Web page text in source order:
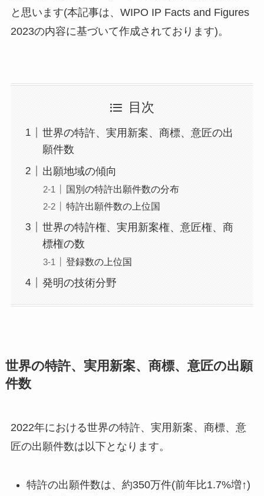
と思います(本記事は、WIPO IP Facts and Figures
2023の内容に基づいて作成されております)。
目次
世界の特許、実用新案、商標、意匠の出
願件数
出願地域の傾向
国別の特許出願件数の分布
特許出願件数の上位国
世界の特許権、実用新案権、意匠権、商
標権の数
登録数の上位国
発明の技術分野
世界の特許、実用新案、商標、意匠の出願
件数
2022年における世界の特許、実用新案、商標、意
匠の出願件数は以下となります。
特許の出願件数は、約350万件(前年比1.7%増↑)